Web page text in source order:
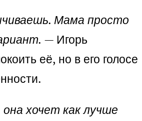
Мама просто
— Игорь
её, но в его голосе
хочет как лучше